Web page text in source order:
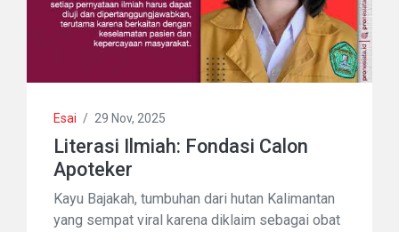
Esai / 29 Nov, 2025
Literasi Ilmiah: Fondasi Calon
Apoteker
Kayu Bajakah, tumbuhan dari hutan Kalimantan
yang sempat viral karena diklaim sebagai obat